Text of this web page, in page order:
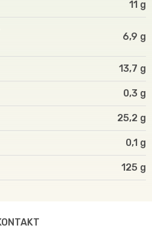
11 g
6,9 g
13,7 g
0,3 g
25,2 g
0,1 g
125